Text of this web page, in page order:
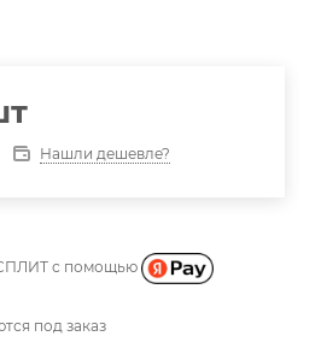
Нашли дешевле?
с помощью
под заказ